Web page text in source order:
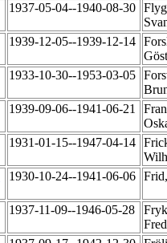
1937-05-04--1940-08-30
1939-12-05--1939-12-14
1933-10-30--1953-03-05
1939-09-06--1941-06-21
1931-01-15--1947-04-14
1930-10-24--1941-06-06
1937-11-09--1946-05-28